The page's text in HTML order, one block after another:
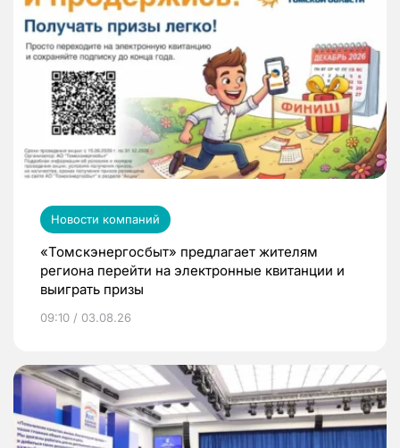
Новости компаний
«Томскэнергосбыт» предлагает жителям
региона перейти на электронные квитанции и
выиграть призы
09:10 / 03.08.26